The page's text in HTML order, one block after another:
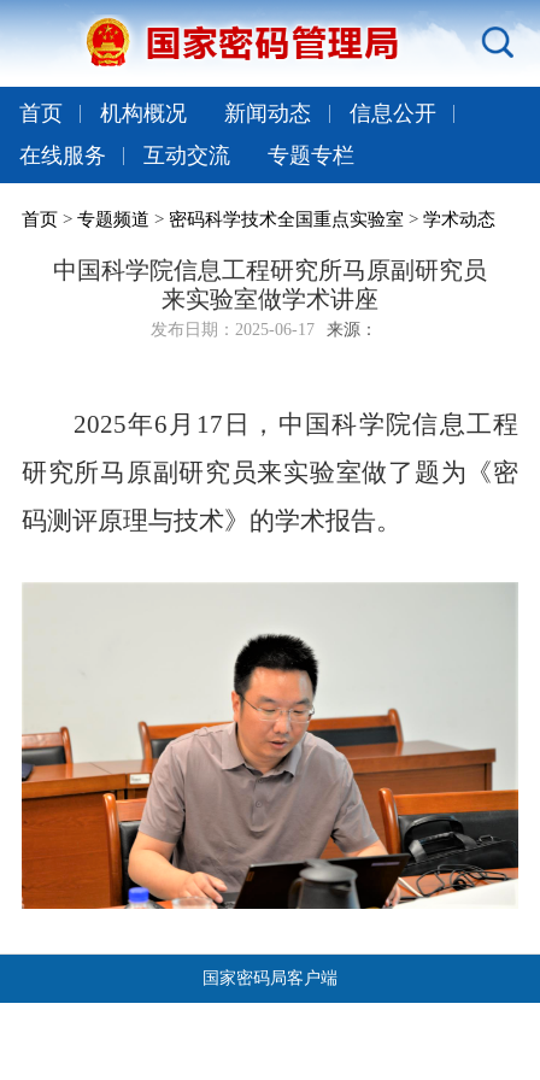
首页 机构概况 新闻动态
信息公开
在线服务
互动交流 专题专栏
首页> 专题频道 > 密码科学技术全国重点实验室 > 学术动态
中国科学院信息工程研究所马原副研究员
来实验室做学术讲座
发布日期： 2025-06-17 来源：
2025年6 月 17 日，中国科学院信息工程
研究所马原副研究员来实验室做了题为《密
码测评原理与技术》的学术报告。
国家密码局客户端